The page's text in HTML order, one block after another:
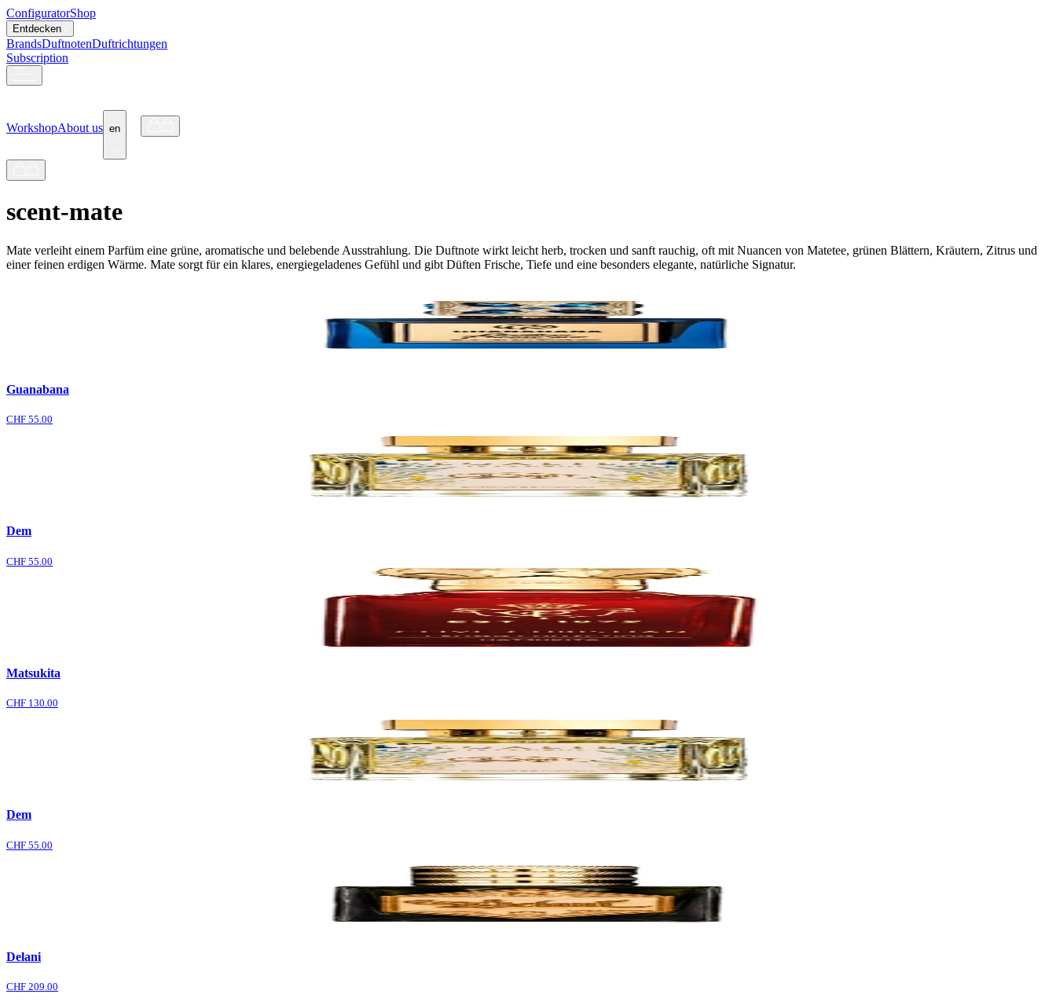
ConfiguratorShop
Entdecken
BrandsDuftnotenDuftrichtungen
Subscription
WorkshopAbout us en
scent-mate
Mate verleiht einem Parfüm eine grüne, aromatische und belebende Ausstrahlung. Die Duftnote wirkt leicht herb, trocken und sanft rauchig, oft mit Nuancen von Matetee, grünen Blättern, Kräutern, Zitrus und
einer feinen erdigen Wärme. Mate sorgt für ein klares, energiegeladenes Gefühl und gibt Düften Frische, Tiefe und eine besonders elegante, natürliche Signatur.
Guanabana
CHF 55.00
Dem
CHF 55.00
Matsukita
CHF 130.00
Dem
CHF 55.00
Delani
CHF 209.00